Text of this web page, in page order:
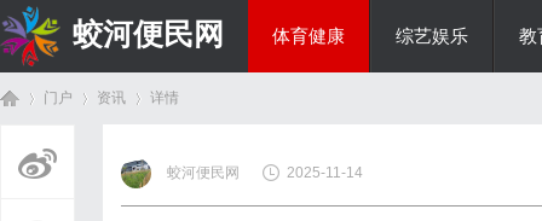
蛟河便民网 体育健康 综艺娱乐 教
门户 资讯
›
详情
蛟河便民网 2025-11-14